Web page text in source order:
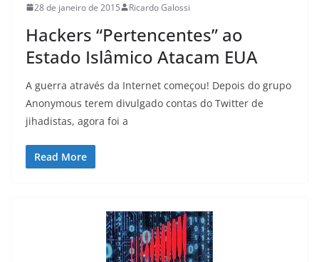
28 de janeiro de 2015 Ricardo Galossi
Hackers “Pertencentes” ao
Estado Islâmico Atacam EUA
A guerra através da Internet começou! Depois do grupo
Anonymous terem divulgado contas do Twitter de
jihadistas, agora foi a
Read More